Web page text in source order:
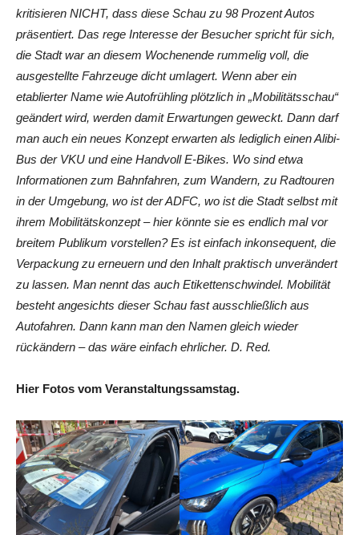
kritisieren NICHT, dass diese Schau zu 98 Prozent Autos
präsentiert. Das rege Interesse der Besucher spricht für sich,
die Stadt war an diesem Wochenende rummelig voll, die
ausgestellte Fahrzeuge dicht umlagert. Wenn aber ein
etablierter Name wie Autofrühling plötzlich in „Mobilitätsschau“
geändert wird, werden damit Erwartungen geweckt. Dann darf
man auch ein neues Konzept erwarten als lediglich einen Alibi-
Bus der VKU und eine Handvoll E-Bikes. Wo sind etwa
Informationen zum Bahnfahren, zum Wandern, zu Radtouren
in der Umgebung, wo ist der ADFC, wo ist die Stadt selbst mit
ihrem Mobilitätskonzept – hier könnte sie es endlich mal vor
breitem Publikum vorstellen? Es ist einfach inkonsequent, die
Verpackung zu erneuern und den Inhalt praktisch unverändert
zu lassen. Man nennt das auch Etikettenschwindel. Mobilität
besteht angesichts dieser Schau fast ausschließlich aus
Autofahren. Dann kann man den Namen gleich wieder
rückändern – das wäre einfach ehrlicher. D. Red.
Hier Fotos vom Veranstaltungssamstag.